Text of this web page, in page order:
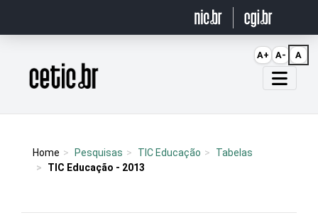
Página inicial
Home Pesquisas TIC Educação
Tabelas
TIC Educação - 2013
A+ A- A